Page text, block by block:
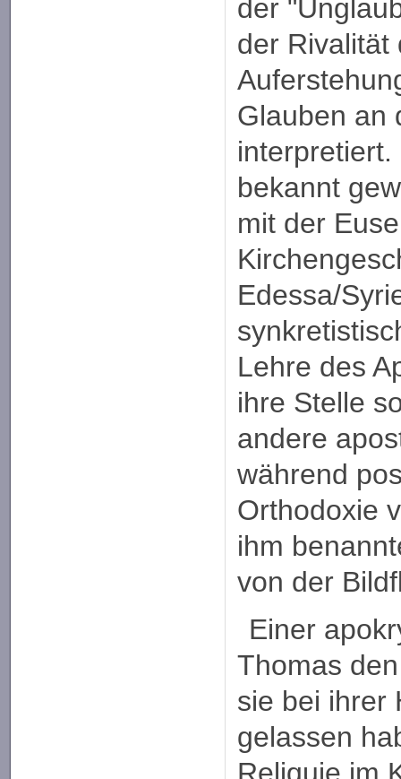
der
der Rivalität
Glauben an
bekannt
mit der
Edessa/
Lehre des
ihre Stelle
andere
während
Orthodoxie
ihm
von der
Einer
Thomas
sie bei ihrer
gelassen
Reliquie im